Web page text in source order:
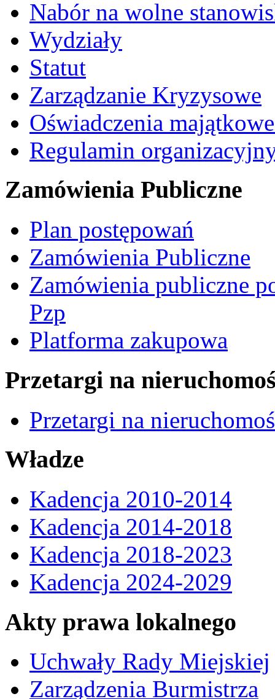
Nabór na wolne
Wydziały
Statut
Zarządzanie Kryzysowe
Oświadczenia
Regulamin
Zamówienia Publiczne
Plan postępowań
Zamówienia Publiczne
Zamówienia publiczne
Pzp
Platforma zakupowa
Przetargi na
Przetargi na
Władze
Kadencja 2010-2014
Kadencja 2014-2018
Kadencja 2018-2023
Kadencja 2024-2029
Akty prawa lokalnego
Uchwały Rady Miejskiej
Zarządzenia Burmistrza